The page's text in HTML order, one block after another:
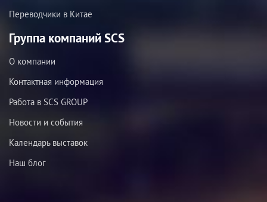
Переводчики в Китае
Группа компаний SCS
О компании
Контактная информация
Работа в SCS GROUP
Новости и события
Календарь выставок
Наш блог